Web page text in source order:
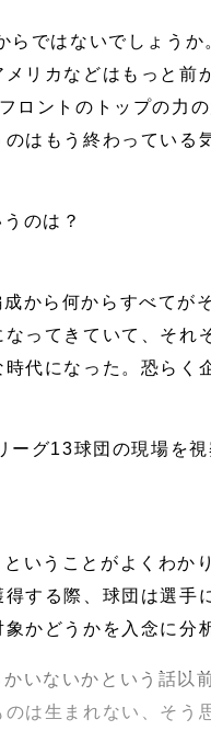
ではないでしょう
リカなどはもっと前
ロントのトップの力
はもう終わっている
のは？
から何からすべてが
ってきていて、それ
代になった。恐らく
グ13球団の現場を
いうことがよくわか
する際、球団は選手
かどうかを入念に分
いないかという話以
は生まれない、そう